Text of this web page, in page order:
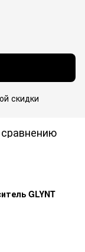
скидки
GLYNT